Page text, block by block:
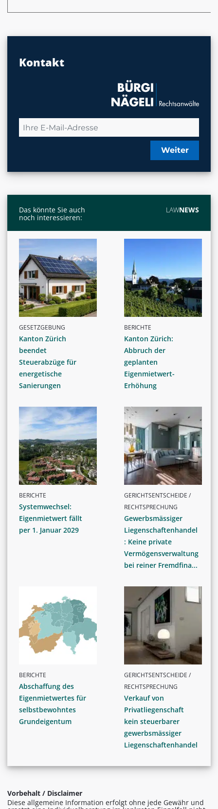
Kontakt
Weiter
Das könnte Sie auch
noch interessieren:
LAWNEWS
GESETZGEBUNG
Kanton Zürich
beendet
Steuerabzüge für
energetische
Sanierungen
BERICHTE
Kanton Zürich:
Abbruch der
geplanten
Eigenmietwert-
Erhöhung
BERICHTE
Systemwechsel:
Eigenmietwert fällt
per 1. Januar 2029
GERICHTSENTSCHEIDE /
RECHTSPRECHUNG
Gewerbsmässiger
Liegenschaftenhandel
: Keine private
Vermögensverwaltung
bei reiner Fremdfina...
BERICHTE
Abschaffung des
Eigenmietwertes für
selbstbewohntes
Grundeigentum
GERICHTSENTSCHEIDE /
RECHTSPRECHUNG
Verkauf von
Privatliegenschaft
kein steuerbarer
gewerbsmässiger
Liegenschaftenhandel
Vorbehalt / Disclaimer
Diese allgemeine Information erfolgt ohne jede Gewähr und